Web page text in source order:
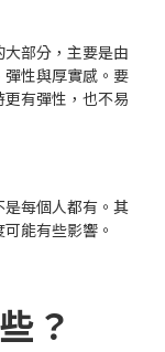
部分，主要是由
性與厚實感。要
有彈性，也不易
每個人都有。其
能有些影響。
？